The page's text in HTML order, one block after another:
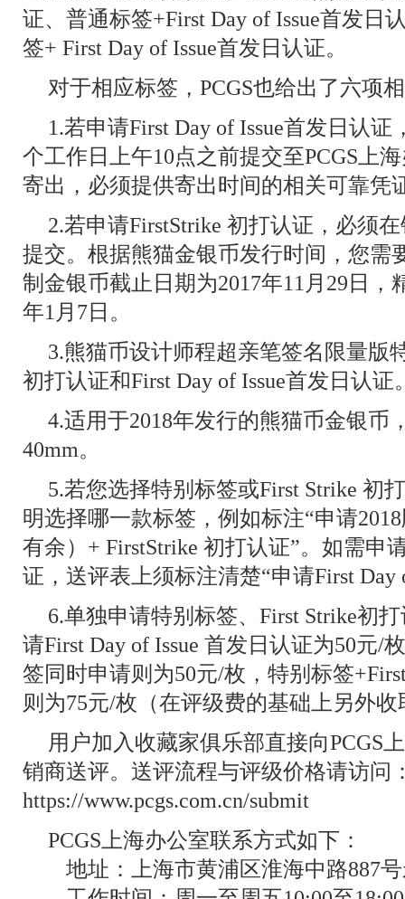
证、普通标签+First Day of Issue首发日
签+ First Day of Issue首发日认证。
对于相应标签，PCGS也给出了六项
1.若申请First Day of Issue首发日认
个工作日上午10点之前提交至PCGS上
寄出，必须提供寄出时间的相关可靠凭
2.若申请FirstStrike 初打认证，必须
提交。根据熊猫金银币发行时间，您需
制金银币截止日期为2017年11月29日，
年1月7日。
3.熊猫币设计师程超亲笔签名限量版
初打认证和First Day of Issue首发日认证
4.适用于2018年发行的熊猫币金银币
40mm。
5.若您选择特别标签或First Strike 初
明选择哪一款标签，例如标注“申请
有余）+ FirstStrike 初打认证”。如需申
证，送评表上须标注清楚“申请First Day
6.单独申请特别标签、First Strike初
请First Day of Issue 首发日认证为50元/
签同时申请则为50元/枚，特别标签
则为75元/枚（在评级费的基础上另外收
用户加入收藏家俱乐部直接向PCGS
销商送评。送评流程与评级价格请访问
https://www.pcgs.com.cn/submit
PCGS上海办公室联系方式如下：
地址：上海市黄浦区淮海中路887号